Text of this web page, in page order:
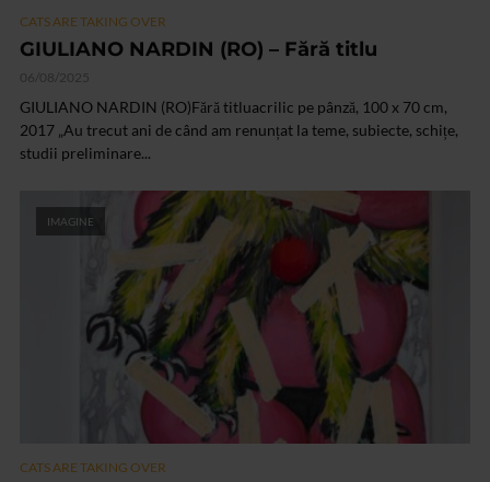
CATS ARE TAKING OVER
GIULIANO NARDIN (RO) – Fără titlu
06/08/2025
GIULIANO NARDIN (RO)Fără titluacrilic pe pânză, 100 x 70 cm,
2017 „Au trecut ani de când am renunțat la teme, subiecte, schițe,
studii preliminare...
IMAGINE
CATS ARE TAKING OVER